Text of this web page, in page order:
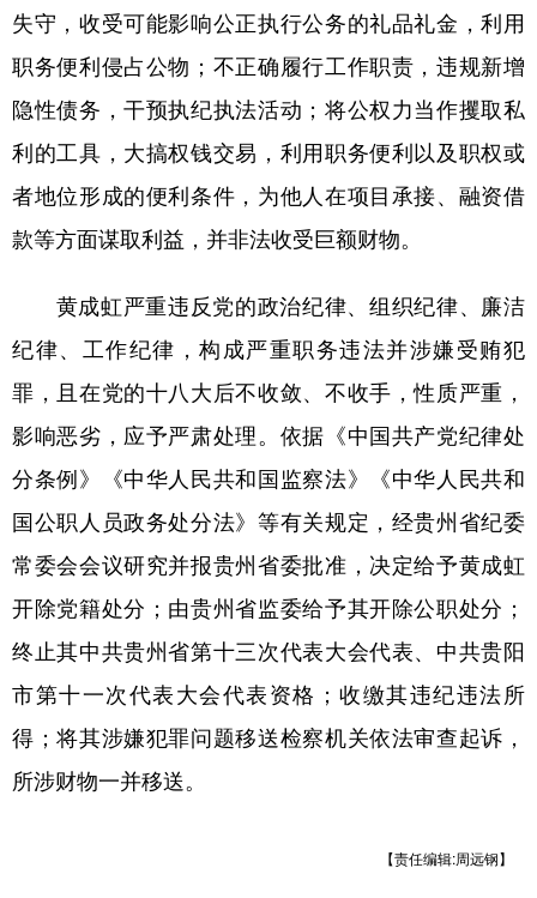
辽宁 吉林 上海 江苏
浙江 安徽 福建 江西
山东 河南 湖北 湖南
广东 广西 海南 重庆
新疆 内蒙古 黑龙江
多语种频道
Русский язык 日本語 한국어
Deutsch Português
失守，收受可能影响公正执行公务的礼品礼金，利用
职务便利侵占公物；不正确履行工作职责，违规新增
隐性债务，干预执纪执法活动；将公权力当作攫取私
利的工具，大搞权钱交易，利用职务便利以及职权或
者地位形成的便利条件，为他人在项目承接、融资借
款等方面谋取利益，并非法收受巨额财物。
黄成虹严重违反党的政治纪律、组织纪律、廉洁
纪律、工作纪律，构成严重职务违法并涉嫌受贿犯
罪，且在党的十八大后不收敛、不收手，性质严重，
影响恶劣，应予严肃处理。依据《中国共产党纪律处
分条例》《中华人民共和国监察法》《中华人民共和
国公职人员政务处分法》等有关规定，经贵州省纪委
常委会会议研究并报贵州省委批准，决定给予黄成虹
开除党籍处分；由贵州省监委给予其开除公职处分；
终止其中共贵州省第十三次代表大会代表、中共贵阳
市第十一次代表大会代表资格；收缴其违纪违法所
得；将其涉嫌犯罪问题移送检察机关依法审查起诉，
所涉财物一并移送。
【责任编辑:周远钢】